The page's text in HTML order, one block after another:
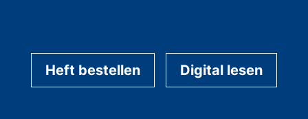
Heft bestellen Digital lesen